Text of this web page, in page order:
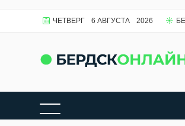
ЧЕТВЕРГ 6 АВГУСТА 2026